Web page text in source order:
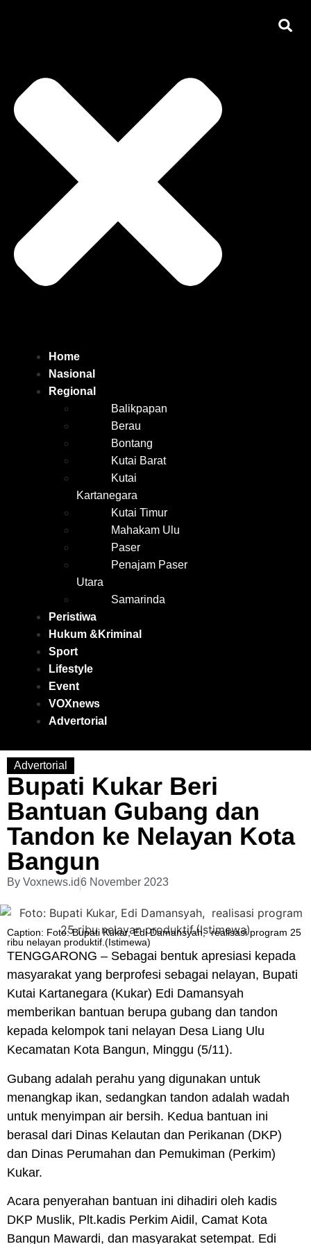
Home
Nasional
Regional
Balikpapan
Berau
Bontang
Kutai Barat
Kutai
Kartanegara
Kutai Timur
Mahakam Ulu
Paser
Penajam Paser
Utara
Samarinda
Peristiwa
Hukum &Kriminal
Sport
Lifestyle
Event
VOXnews
Advertorial
Advertorial
Bupati Kukar Beri
Bantuan Gubang dan
Tandon ke Nelayan Kota
Bangun
By Voxnews.id6 November 2023
Caption: Foto: Bupati Kukar, Edi Damansyah, realisasi program 25
ribu nelayan produktif.(Istimewa)
TENGGARONG – Sebagai bentuk apresiasi kepada
masyarakat yang berprofesi sebagai nelayan, Bupati
Kutai Kartanegara (Kukar) Edi Damansyah
memberikan bantuan berupa gubang dan tandon
kepada kelompok tani nelayan Desa Liang Ulu
Kecamatan Kota Bangun, Minggu (5/11).
Gubang adalah perahu yang digunakan untuk
menangkap ikan, sedangkan tandon adalah wadah
untuk menyimpan air bersih. Kedua bantuan ini
berasal dari Dinas Kelautan dan Perikanan (DKP)
dan Dinas Perumahan dan Pemukiman (Perkim)
Kukar.
Acara penyerahan bantuan ini dihadiri oleh kadis
DKP Muslik, Plt.kadis Perkim Aidil, Camat Kota
Bangun Mawardi, dan masyarakat setempat. Edi